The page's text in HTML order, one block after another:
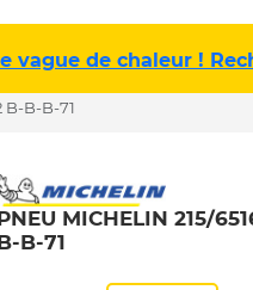
vague de chaleur !
B-B-B-71
MICHELIN 215/
B-71